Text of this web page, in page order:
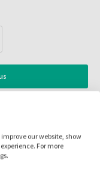
our website, show
For more